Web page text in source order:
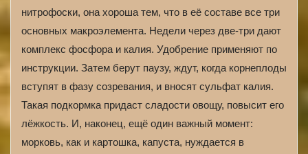
нитрофоски, она хороша тем, что в её составе все три
основных макроэлемента. Недели через две-три дают
комплекс фосфора и калия. Удобрение применяют по
инструкции. Затем берут паузу, ждут, когда корнеплоды
вступят в фазу созревания, и вносят сульфат калия.
Такая подкормка придаст сладости овощу, повысит его
лёжкость. И, наконец, ещё один важный момент:
морковь, как и картошка, капуста, нуждается в